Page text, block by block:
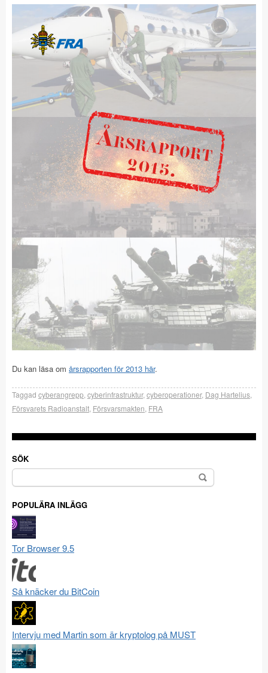
Du kan läsa om årsrapporten för 2013 här.
Taggad cyberangrepp cyberinfrastruktur, cyberoperationer, Dag Hartelius
Försvarets Radioanstalt Försvarsmakten FRA
SÖK
Sök
efter:
POPULÄRA INLÄGG
Tor Browser 9.5
Så knäcker du BitCoin
Intervju med Martin som är kryptolog på MUST